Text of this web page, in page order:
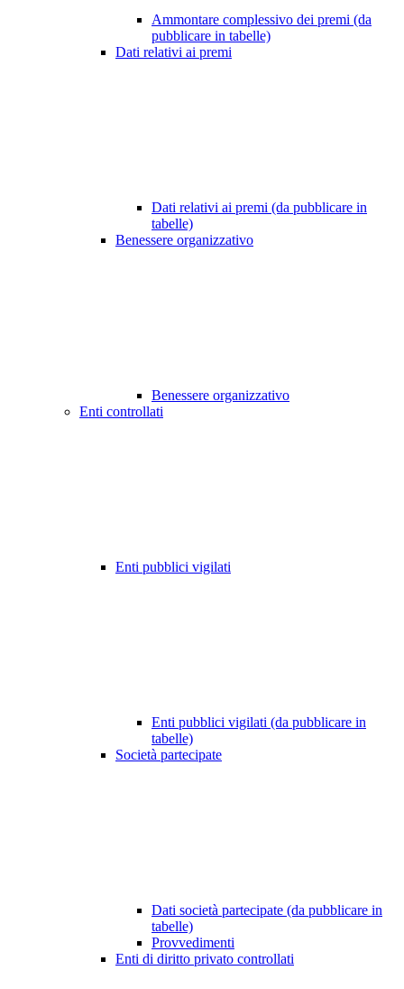
Ammontare complessivo dei premi (da
pubblicare in tabelle)
Dati relativi ai premi
Dati relativi ai premi (da pubblicare in
tabelle)
Benessere organizzativo
Benessere organizzativo
Enti controllati
Enti pubblici vigilati
Enti pubblici vigilati (da pubblicare in
tabelle)
Società partecipate
Dati società partecipate (da pubblicare in
tabelle)
Provvedimenti
Enti di diritto privato controllati